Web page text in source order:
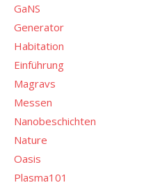
GaNS
Generator
Habitation
Einführung
Magravs
Messen
Nanobeschichten
Nature
Oasis
Plasma101